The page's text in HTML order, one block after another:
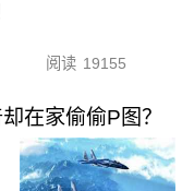
阅读 19155
在家偷偷P图？